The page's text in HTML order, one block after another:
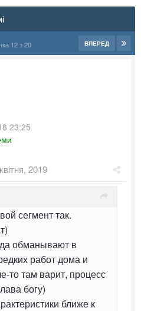
ВПЕРЕД
12 з 20
23:25
2019
сегмент так.
обманывают в
работ дома и
то там варит, процесс
богу)
ближе к